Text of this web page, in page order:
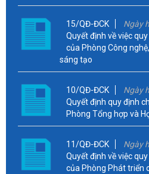
15/QĐ-ĐCK
Ngày
Quyết định về việc
của Phòng Công
sáng tạo
10/QĐ-ĐCK
Ngày
Quyết định quy định
Phòng Tổng hợp và
11/QĐ-ĐCK
Ngày
Quyết định về việc
của Phòng Phát triển